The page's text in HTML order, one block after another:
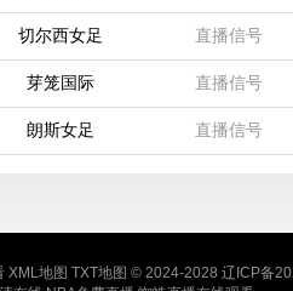
切尔西女足 直播信号
芽笼国际 直播信号
朗斯女足 直播信号
XML地图 TXT地图 © 2024-2028 辽ICP备